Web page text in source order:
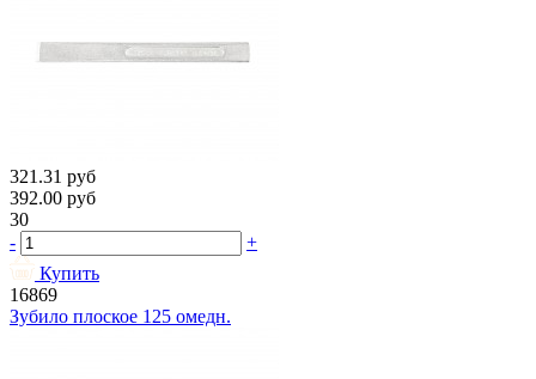
321.31 руб
392.00 руб
30
-
+
Купить
16869
Зубило плоское 125 омедн.